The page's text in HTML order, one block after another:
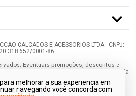
CALCADOS E ACESSORIOS LTDA - CNPJ:
20.318.652/0001-86
Eventuais promoções, descontos e
aqui são válidos apenas para compras via
aqui veiculados são de propriedade da
total ou parcial sem nossa autorização.
melhorar a sua experiência em
navegando você concorda com